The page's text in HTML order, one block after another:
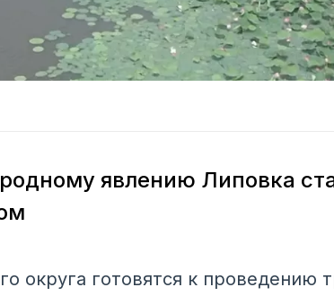
явлению Липовка
округа готовятся к проведению